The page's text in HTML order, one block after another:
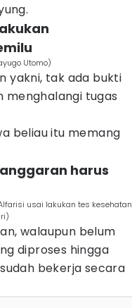
Utomo)
yakni, tak ada bukti
menghalangi tugas
beliau itu memang
harus
usai lakukan tes kesehatan
walaupun belum
diproses hingga
bekerja secara